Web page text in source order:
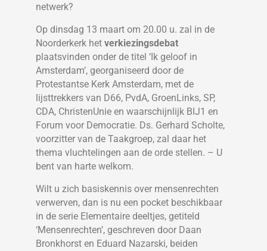
netwerk?
Op dinsdag 13 maart om 20.00 u. zal in de
Noorderkerk het verkiezingsdebat
plaatsvinden onder de titel ‘Ik geloof in
Amsterdam’, georganiseerd door de
Protestantse Kerk Amsterdam, met de
lijsttrekkers van D66, PvdA, GroenLinks, SP,
CDA, ChristenUnie en waarschijnlijk BIJ1 en
Forum voor Democratie. Ds. Gerhard Scholte,
voorzitter van de Taakgroep, zal daar het
thema vluchtelingen aan de orde stellen. – U
bent van harte welkom.
Wilt u zich basiskennis over mensenrechten
verwerven, dan is nu een pocket beschikbaar
in de serie Elementaire deeltjes, getiteld
‘Mensenrechten’, geschreven door Daan
Bronkhorst en Eduard Nazarski, beiden